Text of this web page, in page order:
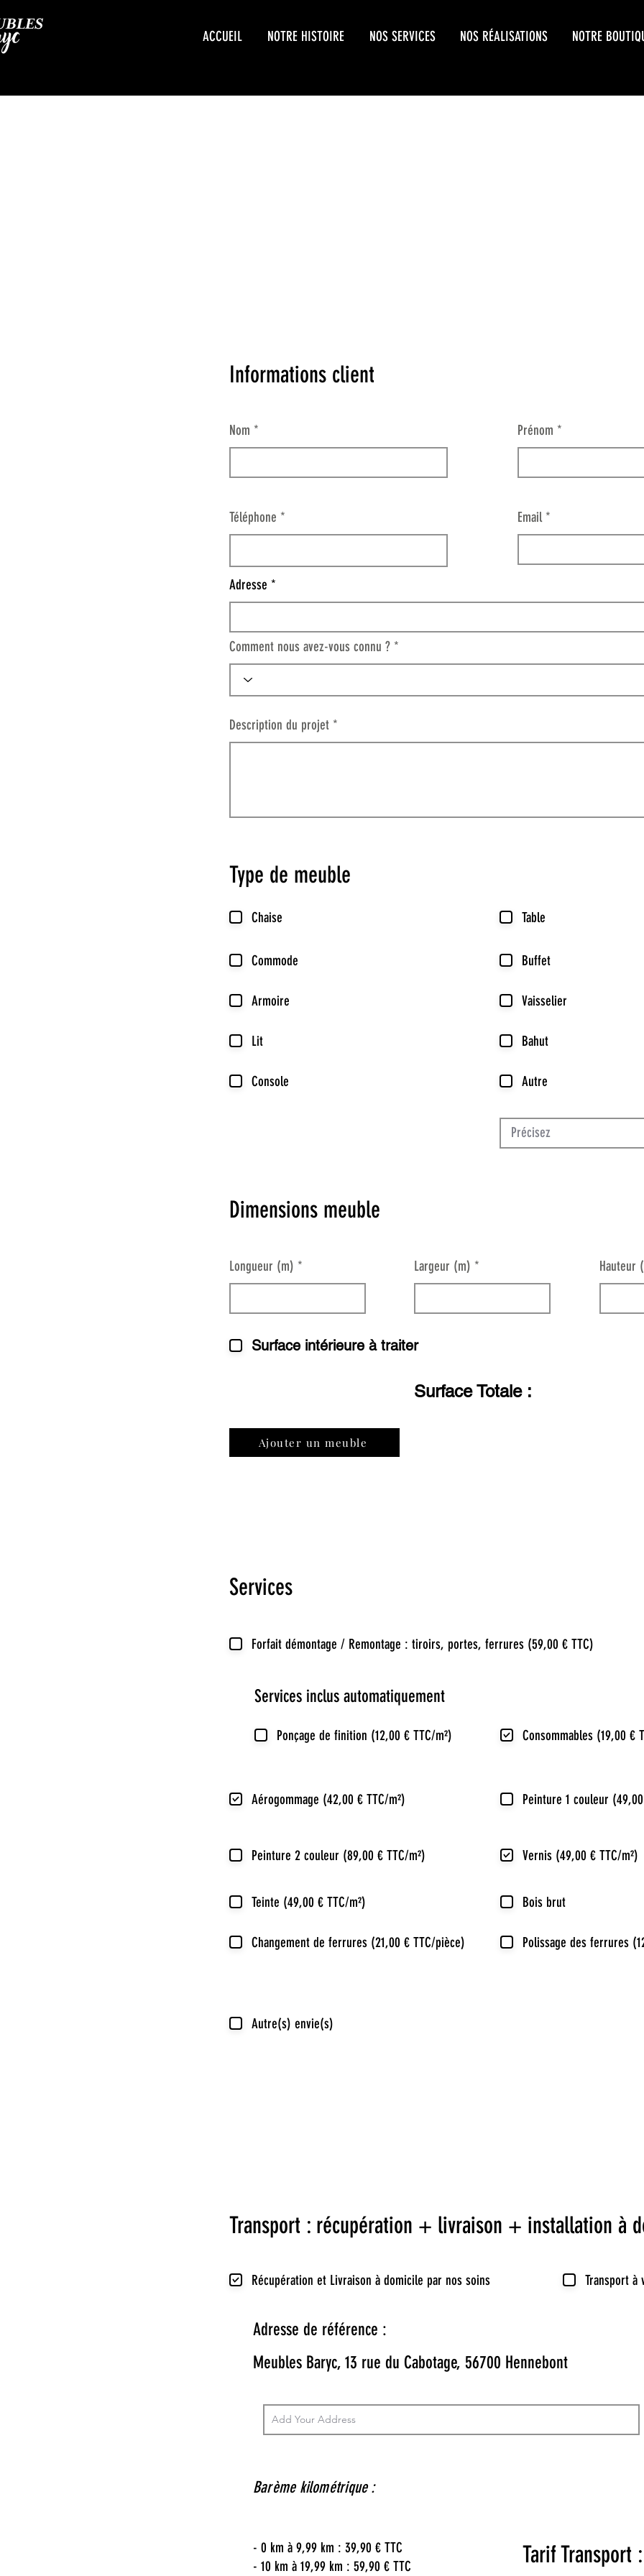
ACCUEIL NOTRE HISTOIRE NOS SERVICES NOS RÉALISATIONS NOTRE
Informations client
Nom Prénom
Téléphone Email
Adresse
Comment nous avez-vous connu ?
Description du projet
Type de meuble
Chaise
Commode
Armoire
Lit
Console
Table
Buffet
Vaisselier
Bahut
Autre
Dimensions meuble
Longueur (m) Largeur (m) Hauteur
Surface intérieure à traiter
Surface Totale :
Ajouter un meuble
Services
Forfait démontage / Remontage : tiroirs, portes, ferrures (59,00 € TTC)
Services inclus automatiquement
Ponçage de finition (12,00 € TTC/m²)
Aérogommage (42,00 € TTC/m²)
Peinture 2 couleur (89,00 € TTC/m²)
Teinte (49,00 € TTC/m²)
Changement de ferrures (21,00 € TTC/pièce)
Consommables (19,00 €
Peinture 1 couleur
Vernis (49,00 € TTC/m²)
Bois brut
Polissage des ferrures
Autre(s) envie(s)
Transport : récupération + livraison + installation à
Récupération et Livraison à domicile par nos soins Transport à
Adresse de référence :
Meubles Baryc, 13 rue du Cabotage, 56700 Hennebont
Barème kilométrique :
- 0 km à 9,99 km : 39,90 € TTC
- 10 km à 19,99 km : 59,90 € TTC
Tarif Transport